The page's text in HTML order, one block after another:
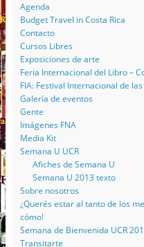
Agenda
Budget Travel in Costa Rica
Contacto
Cursos Libres
Exposiciones de arte
Feria Internacional del Libro –
FIA: Festival Internacional de
Galería de eventos
Gente
Imágenes FNA
Media Kit
Semana U UCR
Afiches de Semana U
Semana U 2013 texto
Sobre nosotros
¿Querés estar al tanto de los
cómo!
Semana de Bienvenida UCR
Transitarte